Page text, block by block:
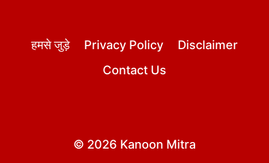
हमसे जुड़े Privacy Policy
Disclaimer
Contact Us
© 2026 Kanoon Mitra